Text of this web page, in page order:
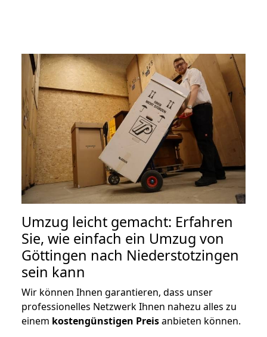
Umzug leicht gemacht: Erfahren
Sie, wie einfach ein Umzug von
Göttingen nach Niederstotzingen
sein kann
Wir können Ihnen garantieren, dass unser
professionelles Netzwerk Ihnen nahezu alles zu
einem kostengünstigen Preisanbieten können.